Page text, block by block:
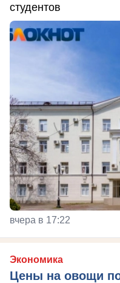
студентов
вчера в 17:22
Экономика
Цены на овощи